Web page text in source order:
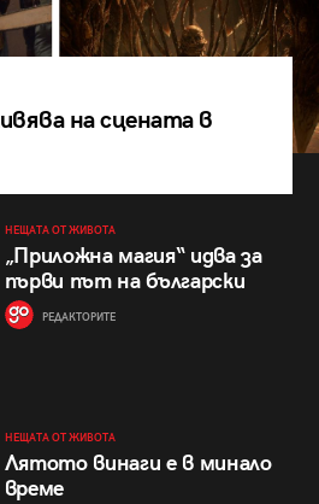
на сцената в
НЕЩАТА ОТ ЖИВОТА
„Приложна магия“ идва за
първи път на български
РЕДАКТОРИТЕ
НЕЩАТА ОТ ЖИВОТА
Лятото винаги е в минало
време